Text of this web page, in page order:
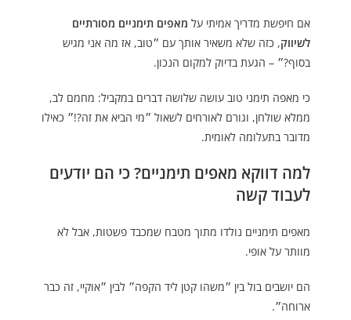
אם חיפשת מדריך אמיתי על מאפים תימניים מסורתיים
לשיווק, כזה שלא משאיר אותך עם ״טוב, אז מה אני מגיש
בסוף?״ – הגעת בדיוק למקום הנכון.
כי מאפה תימני טוב עושה שלושה דברים במקביל: מחמם לב,
ממלא שולחן, וגורם לאורחים לשאול ״מי הביא את זה?!״ כאילו
מדובר בתעלומה לאומית.
למה דווקא מאפים תימניים? כי הם יודעים
לעבוד קשה
מאפים תימניים נולדו מתוך מטבח שמכבד פשטות, אבל לא
מוותר על אופי.
הם יושבים בול בין ״משהו קטן ליד הקפה״ לבין ״אוקיי, זה כבר
ארוחה״.